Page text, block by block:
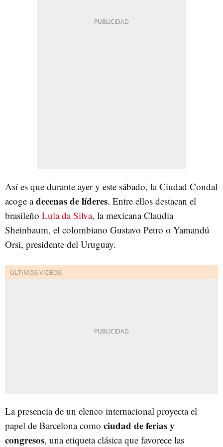
Así es que durante ayer y este sábado, la Ciudad Condal
acoge adecenas de líderes. Entre ellos destacan el
brasileño Lula da Silva, la mexicana Claudia
Sheinbaum, el colombiano Gustavo Petro o Yamandú
Orsi, presidente del Uruguay.
La presencia de un elenco internacional proyecta el
papel de Barcelona como ciudad de ferias y
congresos, una etiqueta clásica que favorece las